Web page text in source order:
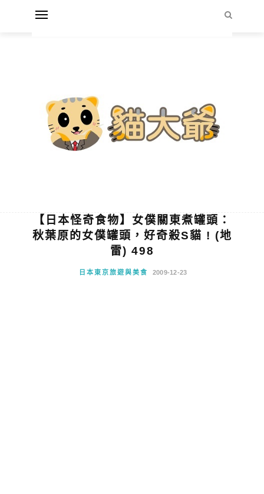
【日本怪奇食物】女僕關東煮罐頭：
秋葉原的女僕罐頭，好奇殺S貓 ! (地
雷) 498
日本東京旅遊與美食 2009-12-23